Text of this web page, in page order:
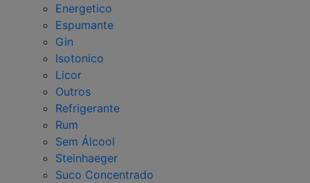
Energetico
Espumante
Gin
Isotonico
Licor
Outros
Refrigerante
Rum
Sem Álcool
Steinhaeger
Suco Concentrado